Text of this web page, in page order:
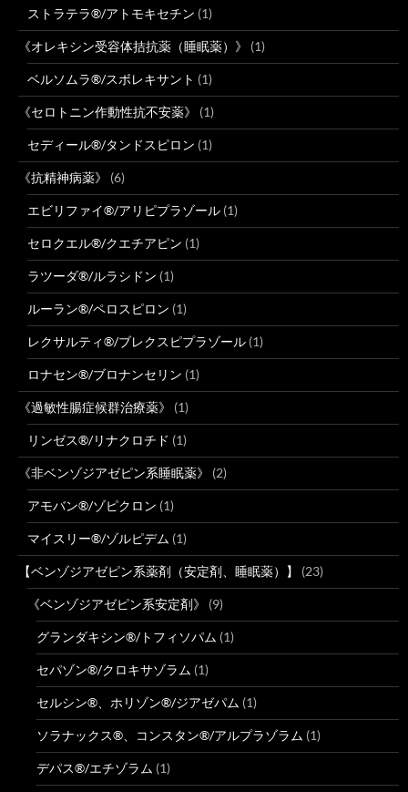
ストラテラ®/アトモキセチン (1)
《オレキシン受容体拮抗薬（睡眠薬）》 (1)
ベルソムラ®/スボレキサント (1)
《セロトニン作動性抗不安薬》 (1)
セディール®/タンドスピロン (1)
《抗精神病薬》 (6)
エビリファイ®/アリピプラゾール (1)
セロクエル®/クエチアピン (1)
ラツーダ®/ルラシドン (1)
ルーラン®/ペロスピロン (1)
レクサルティ®/ブレクスピプラゾール (1)
ロナセン®/ブロナンセリン (1)
《過敏性腸症候群治療薬》 (1)
リンゼス®/リナクロチド (1)
《非ベンゾジアゼピン系睡眠薬》 (2)
アモバン®/ゾピクロン (1)
マイスリー®/ゾルピデム (1)
【ベンゾジアゼピン系薬剤（安定剤、睡眠薬）】 (23)
《ベンゾジアゼピン系安定剤》 (9)
グランダキシン®/トフィソパム (1)
セパゾン®/クロキサゾラム (1)
セルシン®、ホリゾン®/ジアゼパム (1)
ソラナックス®、コンスタン®/アルプラゾラム (1)
デパス®/エチゾラム (1)